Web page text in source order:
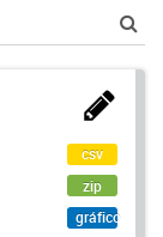
csv
zip
gráfico